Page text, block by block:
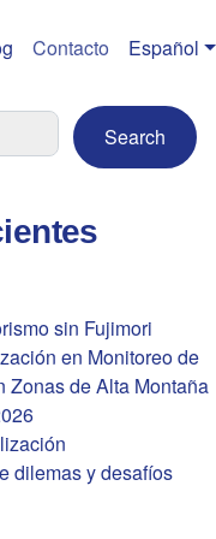
Contacto Español
sin Fujimori
en Monitoreo de
Zonas de Alta Montaña
dilemas y desafíos